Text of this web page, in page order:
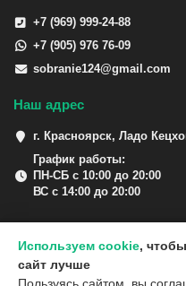
+7 (969) 999-24-88
+7 (905) 976 76-09
sobranie124@gmail.com
Наш адрес
г. Красноярск, Ладо
График работы:
ПН-СБ с 10:00 до 20:00
ВС с 14:00 до 20:00
Используем cookie,
сайт лучше